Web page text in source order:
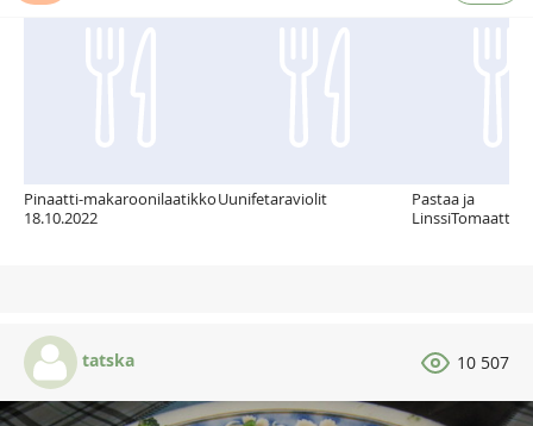
RESEPTIHAKU
Pinaatti-makaroonilaatikko
18.10.2022
Uunifetaraviolit
Pastaa ja
tatska 10 507